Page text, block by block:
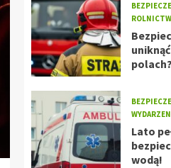
polach?
Lato
wodą!